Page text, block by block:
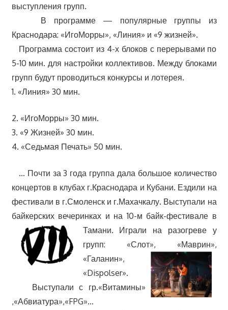
выступления групп.
В программе — популярные группы из
Краснодара: «ИгоМорры», «Линия» и «9 жизней».
Программа состоит из 4-х блоков с перерывами по
5-10 мин. для настройки коллективов. Между блоками
групп будут проводиться конкурсы и лотерея.
1. «Линия» 30 мин.
2. «ИгоМорры» 30 мин.
3. «9 Жизней» 30 мин.
4. «Седьмая Печать» 50 мин.
… Почти за 3 года группа дала большое количество
концертов в клубах г.Краснодара и Кубани. Ездили на
фестивали в г.Смоленск и г.Махачкалу. Выступали на
байкерских вечеринках и на 10-м байк-фестивале в
Тамани. Играли на разогреве у
групп: «Слот», «Маврин»,
«Галанин»,
«Dispolser».
Выступали с гр.«Витамины»
,«Абвиатура»,«FPG»…